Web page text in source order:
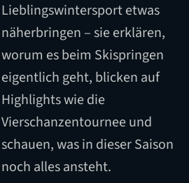
Lieblingswintersport etwas
näherbringen – sie erklären,
worum es beim Skispringen
eigentlich geht, blicken auf
Highlights wie die
Vierschanzentournee und
schauen, was in dieser Saison
noch alles ansteht.